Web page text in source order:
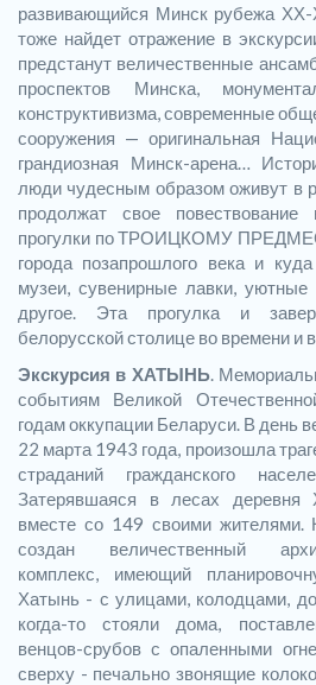
развивающийся Минск рубежа
тоже найдет отражение в
предстанут величественные
проспектов Минска,
конструктивизма, современные
сооружения — оригинальная
грандиозная Минск-арена…
люди чудесным образом оживут в
продолжат свое
прогулки по ТРОИЦКОМУ
города позапрошлого века и
музеи, сувенирные лавки,
другое. Эта прогулка и
белорусской столице во времени и
Экскурсия в ХАТЫНЬ.
событиям Великой
годам оккупации Беларуси. В день
22 марта 1943 года, произошла
страданий гражданского
Затерявшаяся в лесах
вместе со 149 своими жителями.
создан величественный
комплекс, имеющий
Хатынь - с улицами, колодцами,
когда-то стояли дома,
венцов-срубов с опаленными
сверху - печально звонящие